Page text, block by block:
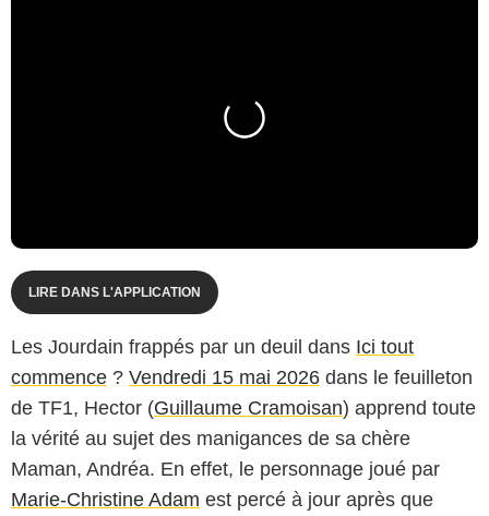
LIRE DANS L'APPLICATION
Les Jourdain frappés par un deuil dans Ici tout
commence ? Vendredi 15 mai 2026 dans le feuilleton
de TF1, Hector (Guillaume Cramoisan) apprend toute
la vérité au sujet des manigances de sa chère
Maman, Andréa. En effet, le personnage joué par
Marie-Christine Adam est percé à jour après que